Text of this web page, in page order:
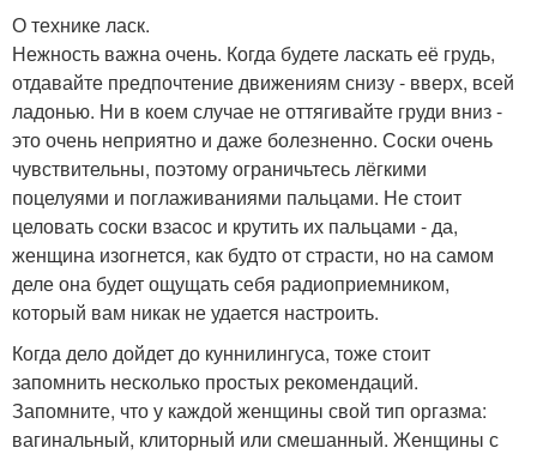
О технике ласк.
Нежность важна очень. Когда будете ласкать её грудь,
отдавайте предпочтение движениям снизу - вверх, всей
ладонью. Ни в коем случае не оттягивайте груди вниз -
это очень неприятно и даже болезненно. Соски очень
чувствительны, поэтому ограничьтесь лёгкими
поцелуями и поглаживаниями пальцами. Не стоит
целовать соски взасос и крутить их пальцами - да,
женщина изогнется, как будто от страсти, но на самом
деле она будет ощущать себя радиоприемником,
который вам никак не удается настроить.
Когда дело дойдет до куннилингуса, тоже стоит
запомнить несколько простых рекомендаций.
Запомните, что у каждой женщины свой тип оргазма:
вагинальный, клиторный или смешанный. Женщины с